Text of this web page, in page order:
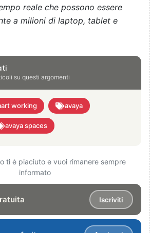
reale che possono essere
a milioni di laptop, tablet e
su questi argomenti
working avaya
avaya spaces
ti è piaciuto e vuoi rimanere sempre
informato
Iscriviti